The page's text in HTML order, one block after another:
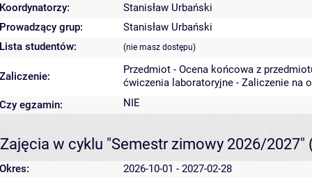
Koordynatorzy:
Stanisław Urbański
Prowadzący grup:
Stanisław Urbański
Lista studentów:
(nie masz dostępu)
Zaliczenie:
Przedmiot - Ocena końcowa z
ćwiczenia laboratoryjne - Zaliczenie na
Czy egzamin:
NIE
Zajęcia w cyklu "Semestr zimowy 2026/2027"
Okres: 2026-10-01 - 2027-02-28